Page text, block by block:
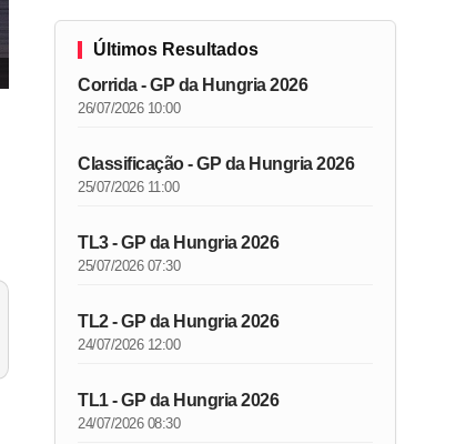
Últimos Resultados
Corrida - GP da Hungria 2026
26/07/2026 10:00
Classificação - GP da Hungria 2026
25/07/2026 11:00
TL3 - GP da Hungria 2026
25/07/2026 07:30
TL2 - GP da Hungria 2026
24/07/2026 12:00
TL1 - GP da Hungria 2026
24/07/2026 08:30